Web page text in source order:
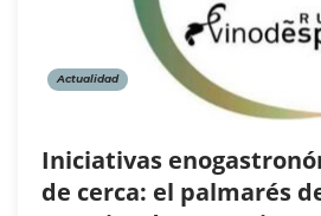
Actualidad
Iniciativas
de cerca: el palmarés